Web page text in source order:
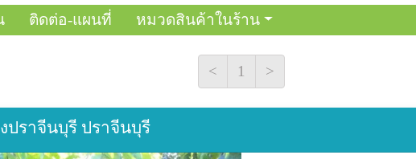
ติดต่อ-แผนที่ หมวดสินค้าในร้าน
< 1 >
ปราจีนบุรี ปราจีนบุรี